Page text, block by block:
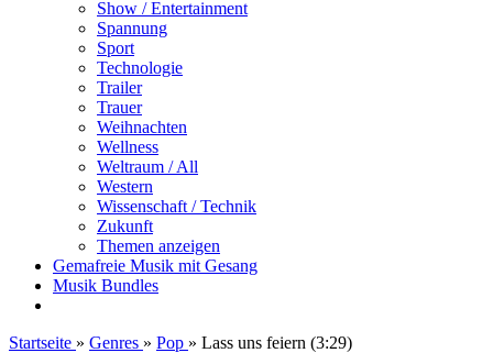
Show / Entertainment
Spannung
Sport
Technologie
Trailer
Trauer
Weihnachten
Wellness
Weltraum / All
Western
Wissenschaft / Technik
Zukunft
Themen anzeigen
Gemafreie Musik mit Gesang
Musik Bundles
Startseite » Genres » Pop » Lass uns feiern (3:29)